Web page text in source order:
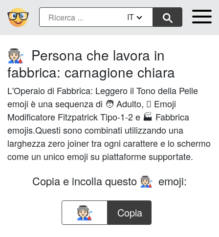
IT
🧑🏻‍🏭 Persona che lavora in
fabbrica: carnagione chiara
L'Operaio di Fabbrica: Leggero il Tono della Pelle
emoji è una sequenza di 🧑 Adulto, 🏻 Emoji
Modificatore Fitzpatrick Tipo-1-2 e 🏭 Fabbrica
emojis.Questi sono combinati utilizzando una
larghezza zero joiner tra ogni carattere e lo schermo
come un unico emoji su piattaforme supportate.
Copia e incolla questo 🧑🏻‍🏭 emoji:
Copia